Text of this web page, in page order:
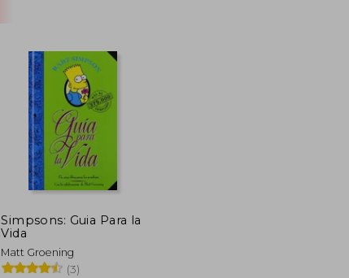
Simpsons: Guia Para la
Vida
Matt Groening
(3)